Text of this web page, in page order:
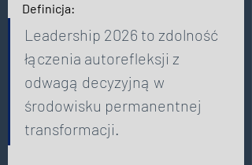
Definicja:
Leadership 2026 to zdolność
łączenia autorefleksji z
odwagą decyzyjną w
środowisku permanentnej
transformacji.